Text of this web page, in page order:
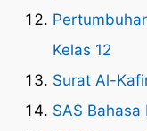
Kelas 12
Surat Al-
SAS Bahasa